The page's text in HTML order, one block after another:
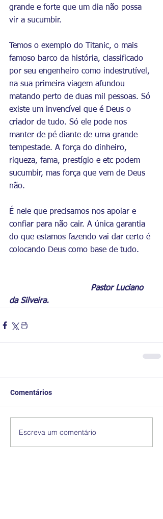
grande e forte que um dia não possa
vir a sucumbir.
Temos o exemplo do Titanic, o mais
famoso barco da história, classificado
por seu engenheiro como indestrutível,
na sua primeira viagem afundou
matando perto de duas mil pessoas. Só
existe um invencível que é Deus o
criador de tudo. Só ele pode nos
manter de pé diante de uma grande
tempestade. A força do dinheiro,
riqueza, fama, prestígio e etc podem
sucumbir, mas força que vem de Deus
não.
É nele que precisamos nos apoiar e
confiar para não cair. A única garantia
do que estamos fazendo vai dar certo é
colocando Deus como base de tudo.
Pastor Luciano
da Silveira.
Comentários
Escreva um comentário